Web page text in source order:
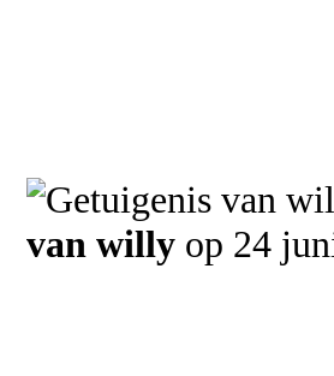
van willy op 24